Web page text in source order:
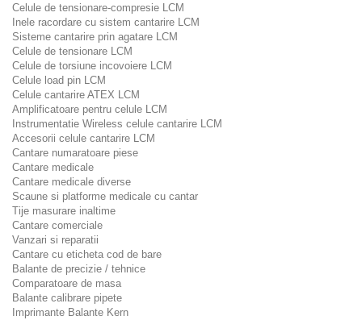
Celule de tensionare-compresie LCM
Inele racordare cu sistem cantarire LCM
Sisteme cantarire prin agatare LCM
Celule de tensionare LCM
Celule de torsiune incovoiere LCM
Celule load pin LCM
Celule cantarire ATEX LCM
Amplificatoare pentru celule LCM
Instrumentatie Wireless celule cantarire LCM
Accesorii celule cantarire LCM
Cantare numaratoare piese
Cantare medicale
Cantare medicale diverse
Scaune si platforme medicale cu cantar
Tije masurare inaltime
Cantare comerciale
Vanzari si reparatii
Cantare cu eticheta cod de bare
Balante de precizie / tehnice
Comparatoare de masa
Balante calibrare pipete
Imprimante Balante Kern